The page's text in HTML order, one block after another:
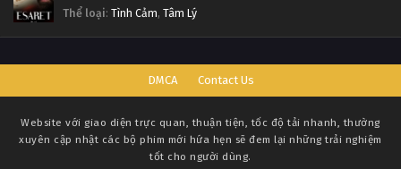
Thể loại: Tình Cảm, Tâm Lý
DMCA Contact Us
Website với giao diện trực quan, thuận tiện, tốc độ tải nhanh, thường
xuyên cập nhật các bộ phim mới hứa hẹn sẽ đem lại những trải nghiệm
tốt cho người dùng.